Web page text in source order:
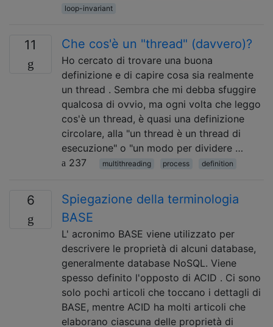
loop-invariant
11 Che cos'è un "thread" (davvero)?
Ho cercato di trovare una buona
definizione e di capire cosa sia realmente
un thread . Sembra che mi debba sfuggire
qualcosa di ovvio, ma ogni volta che leggo
cos'è un thread, è quasi una definizione
circolare, alla "un thread è un thread di
esecuzione" o "un modo per dividere …
237
multithreading process definition
6
Spiegazione della terminologia
BASE
L' acronimo BASE viene utilizzato per
descrivere le proprietà di alcuni database,
generalmente database NoSQL. Viene
spesso definito l'opposto di ACID . Ci sono
solo pochi articoli che toccano i dettagli di
BASE, mentre ACID ha molti articoli che
elaborano ciascuna delle proprietà di